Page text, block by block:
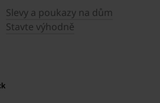
Slevy a poukazy na dům
Stavte výhodně